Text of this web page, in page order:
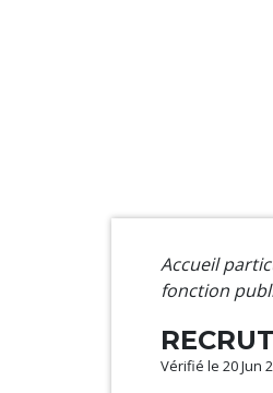
Accueil
fonction
Vérifié le 20 Jun